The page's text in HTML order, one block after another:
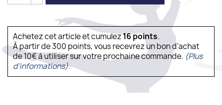
Achetez cet article et cumulez16points.
À partir de 300 points, vous recevrez un bon d’achat
de 10€ à utiliser sur votre prochaine commande. (Plus
d'informations).